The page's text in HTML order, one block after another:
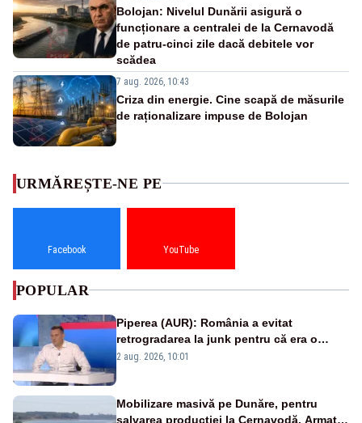
Bolojan: Nivelul Dunării asigură o
funcționare a centralei de la Cernavodă
de patru-cinci zile dacă debitele vor
scădea
7 aug. 2026, 10:43
Criza din energie. Cine scapă de măsurile
de raționalizare impuse de Bolojan
URMĂREȘTE-NE PE
Facebook YouTube
POPULAR
Piperea (AUR): România a evitat
retrogradarea la junk pentru că era o
catastrofă pentru bănci și fondurile de
2 aug. 2026, 10:01
Mobilizare masivă pe Dunăre, pentru
salvarea producției la Cernavodă. Armata